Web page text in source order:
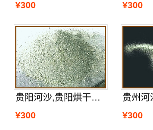
¥300
¥300
贵阳河沙,贵阳烘干沙哪里有
¥300
¥300